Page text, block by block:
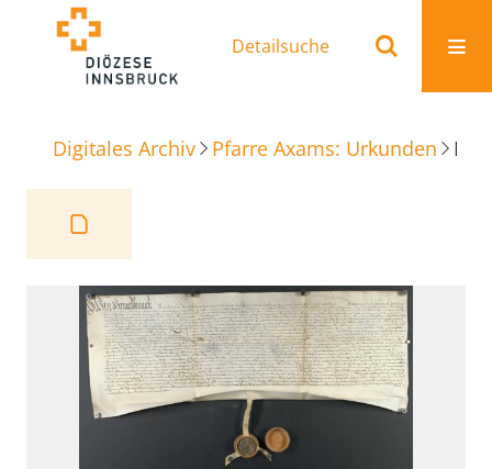
Detailsuche
Digitales Archiv Pfarre Axams: Urkunden